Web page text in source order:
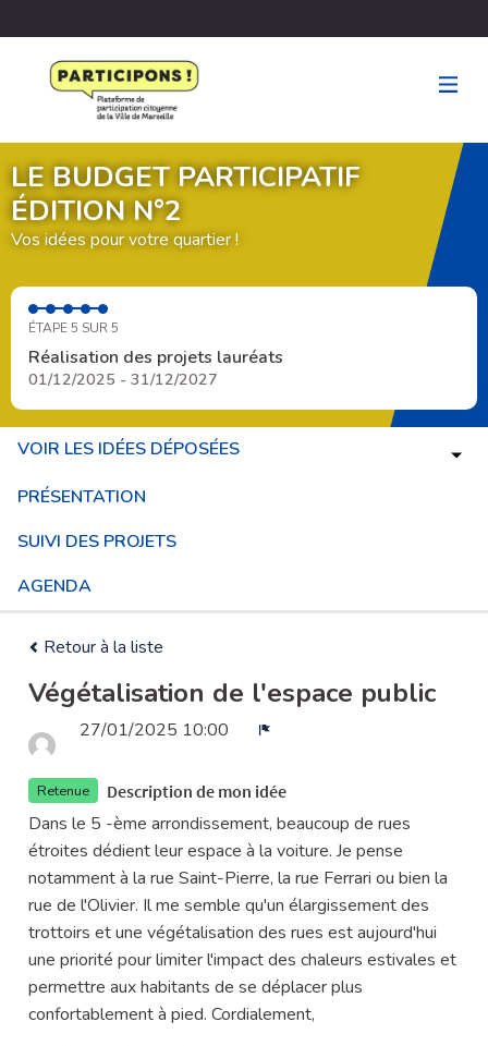
LE BUDGET PARTICIPATIF
ÉDITION N°2
Vos idées pour votre quartier !
ÉTAPE 5 SUR 5
Réalisation des projets lauréats
01/12/2025 - 31/12/2027
VOIR LES IDÉES DÉPOSÉES
PRÉSENTATION
SUIVI DES PROJETS
AGENDA
Retour à la liste
Végétalisation de l'espace public
27/01/2025 10:00
Retenue Description de mon idée
Dans le 5 -ème arrondissement, beaucoup de rues
étroites dédient leur espace à la voiture. Je pense
notamment à la rue Saint-Pierre, la rue Ferrari ou bien la
rue de l'Olivier. Il me semble qu'un élargissement des
trottoirs et une végétalisation des rues est aujourd'hui
une priorité pour limiter l'impact des chaleurs estivales et
permettre aux habitants de se déplacer plus
confortablement à pied. Cordialement,